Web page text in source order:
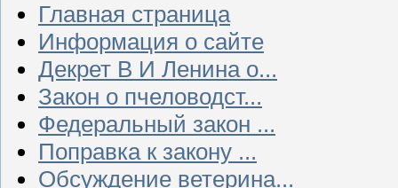
Главная страница
Информация о сайте
Декрет В И Ленина о...
Закон о пчеловодст...
Федеральный закон ...
Поправка к закону ...
Обсуждение ветерина...